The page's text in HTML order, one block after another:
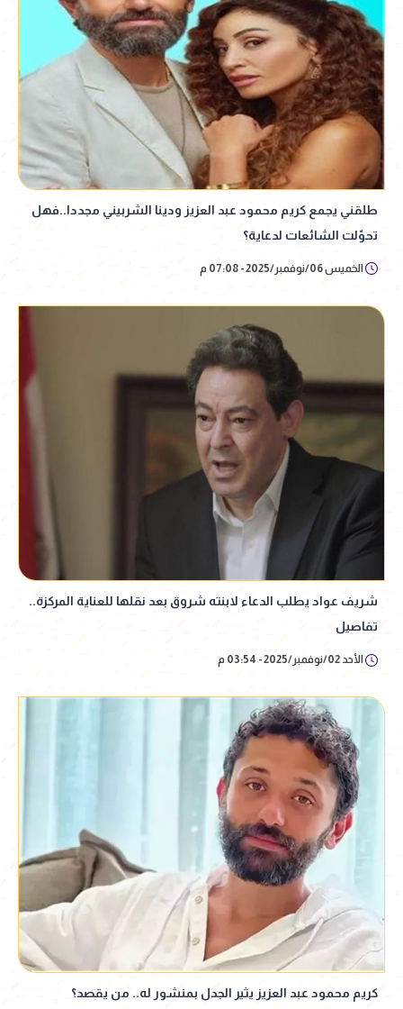
طلقني يجمع كريم محمود عبد العزيز ودينا الشربيني مجددا..فهل
تحوّلت الشائعات لدعاية؟
الخميس 06/نوفمبر/2025 - 07:08 م
شريف عواد يطلب الدعاء لابنته شروق بعد نقلها للعناية المركزة..
تفاصيل
الأحد 02/نوفمبر/2025 - 03:54 م
كريم محمود عبد العزيز يثير الجدل بمنشور له.. من يقصد؟